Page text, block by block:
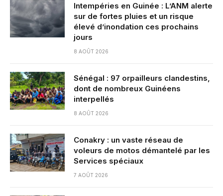
Intempéries en Guinée : L’ANM alerte
sur de fortes pluies et un risque
élevé d’inondation ces prochains
jours
8 AOÛT 2026
Sénégal : 97 orpailleurs clandestins,
dont de nombreux Guinéens
interpellés
8 AOÛT 2026
Conakry : un vaste réseau de
voleurs de motos démantelé par les
Services spéciaux
7 AOÛT 2026